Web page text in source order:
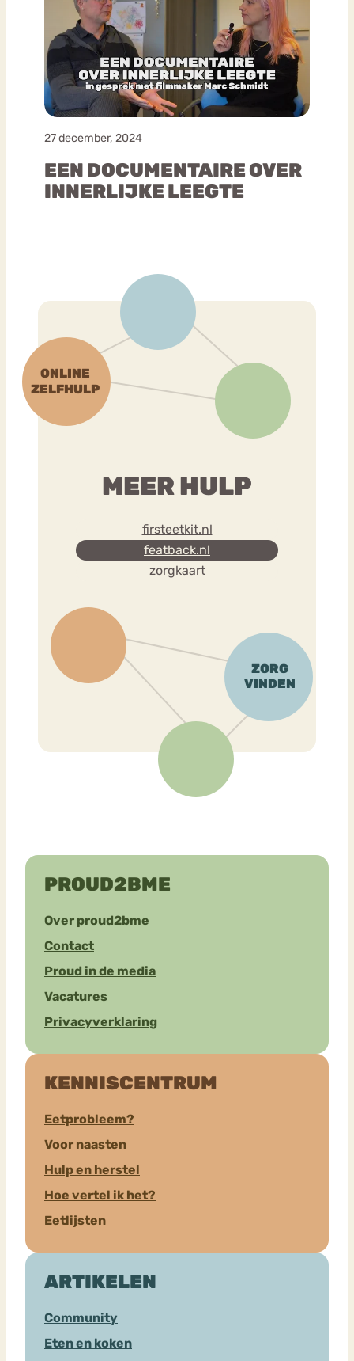
27 december, 2024
EEN DOCUMENTAIRE OVER
INNERLIJKE LEEGTE
MEER HULP
firsteetkit.nl
featback.nl
zorgkaart
PROUD2BME
Over proud2bme
Contact
Proud in de media
Vacatures
Privacyverklaring
KENNISCENTRUM
Eetprobleem?
Voor naasten
Hulp en herstel
Hoe vertel ik het?
Eetlijsten
ARTIKELEN
Community
Eten en koken